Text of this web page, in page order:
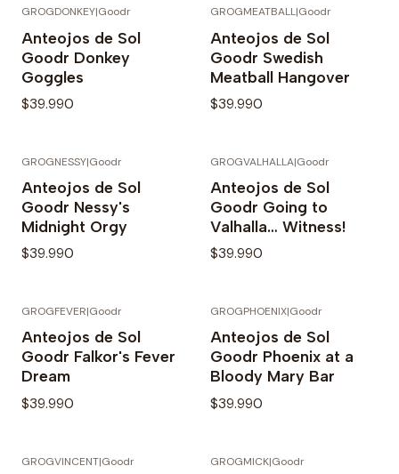
GROGDONKEY|Goodr
Anteojos de Sol
Goodr Donkey
Goggles
$39.990
GROGMEATBALL|Goodr
Anteojos de Sol
Goodr Swedish
Meatball Hangover
$39.990
GROGNESSY|Goodr
Anteojos de Sol
Goodr Nessy's
Midnight Orgy
$39.990
GROGVALHALLA|Goodr
Anteojos de Sol
Goodr Going to
Valhalla… Witness!
$39.990
GROGFEVER|Goodr
Anteojos de Sol
Goodr Falkor's Fever
Dream
$39.990
GROGPHOENIX|Goodr
Anteojos de Sol
Goodr Phoenix at a
Bloody Mary Bar
$39.990
GROGVINCENT|Goodr GROGMICK|Goodr